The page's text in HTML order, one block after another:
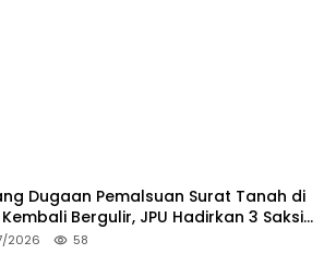
Dugaan Pemalsuan Surat Tanah di
Kembali Bergulir, JPU Hadirkan 3 Saksi
2026 58